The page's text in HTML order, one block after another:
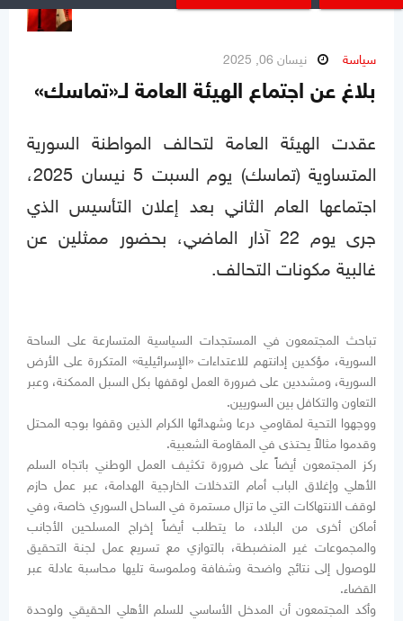
سياسة نيسان 06, 2025
بلاغ عن اجتماع الهيئة العامة لـ«تماسك»
عقدت الهيئة العامة لتحالف المواطنة السورية
المتساوية (تماسك) يوم السبت 5 نيسان 2025،
اجتماعها العام الثاني بعد إعلان التأسيس الذي
جرى يوم 22 آذار الماضي، بحضور ممثلين عن
غالبية مكونات التحالف.
تباحث المجتمعون في المستجدات السياسية المتسارعة على الساحة
السورية، مؤكدين إدانتهم للاعتداءات «الإسرائيلية» المتكررة على الأرض
السورية، ومشددين على ضرورة العمل لوقفها بكل السبل الممكنة، وعبر
التعاون والتكافل بين السوريين.
ووجهوا التحية لمقاومي درعا وشهدائها الكرام الذين وقفوا بوجه المحتل
وقدموا مثالاً يحتذى في المقاومة الشعبية.
ركز المجتمعون أيضاً على ضرورة تكثيف العمل الوطني باتجاه السلم
الأهلي وإغلاق الباب أمام التدخلات الخارجية الهدامة، عبر عمل حازم
لوقف الانتهاكات التي ما تزال مستمرة في الساحل السوري خاصة، وفي
أماكن أخرى من البلاد، ما يتطلب أيضاً إخراج المسلحين الأجانب
والمجموعات غير المنضبطة، بالتوازي مع تسريع عمل لجنة التحقيق
للوصول إلى نتائج واضحة وشفافة وملموسة تليها محاسبة عادلة عبر
القضاء.
وأكد المجتمعون أن المدخل الأساسي للسلم الأهلي الحقيقي ولوحدة